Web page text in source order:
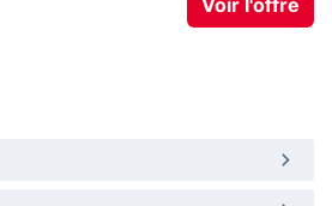
Voir l'offre